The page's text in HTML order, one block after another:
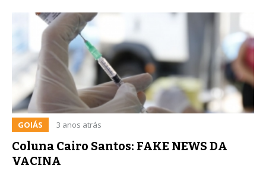
GOIÁS 3 anos atrás
Coluna Cairo Santos: FAKE NEWS DA
VACINA